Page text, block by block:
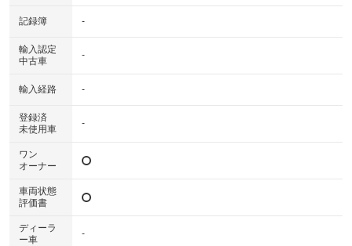
記録簿 -
輸入認定
中古車
-
輸入経路 -
登録済
未使用車
-
ワン
オーナー
車両状態
評価書
ディーラ
ー車
-